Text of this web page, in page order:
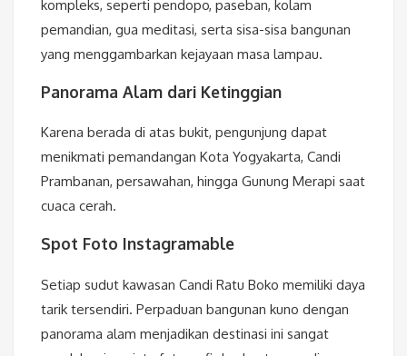
kompleks, seperti pendopo, paseban, kolam
pemandian, gua meditasi, serta sisa-sisa bangunan
yang menggambarkan kejayaan masa lampau.
Panorama Alam dari Ketinggian
Karena berada di atas bukit, pengunjung dapat
menikmati pemandangan Kota Yogyakarta, Candi
Prambanan, persawahan, hingga Gunung Merapi saat
cuaca cerah.
Spot Foto Instagramable
Setiap sudut kawasan Candi Ratu Boko memiliki daya
tarik tersendiri. Perpaduan bangunan kuno dengan
panorama alam menjadikan destinasi ini sangat